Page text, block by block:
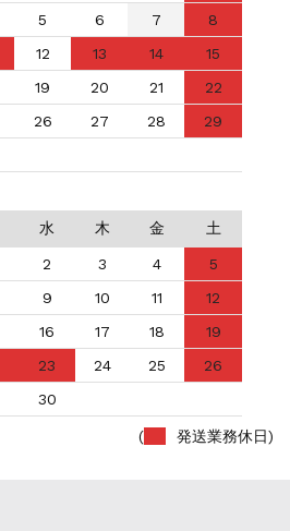
5 6 7
8
12 13 14
15
19 20 21
22
26 27 28
29
水 木 金 土
2 3 4
5
9 10 11
12
16 17 18
19
23 24 25
26
30
( 発送業務休日)